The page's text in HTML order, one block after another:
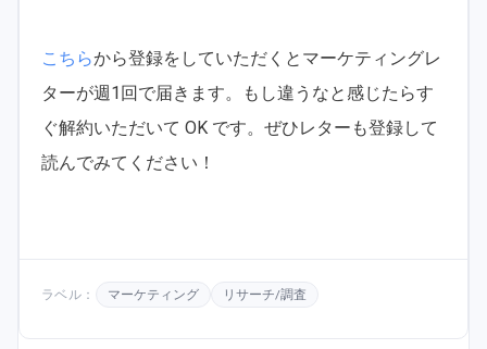
こちらから登録をしていただくとマーケティングレ
ターが週1回で届きます。もし違うなと感じたらす
ぐ解約いただいて OK です。ぜひレターも登録して
読んでみてください！
ラベル： マーケティング リサーチ/調査